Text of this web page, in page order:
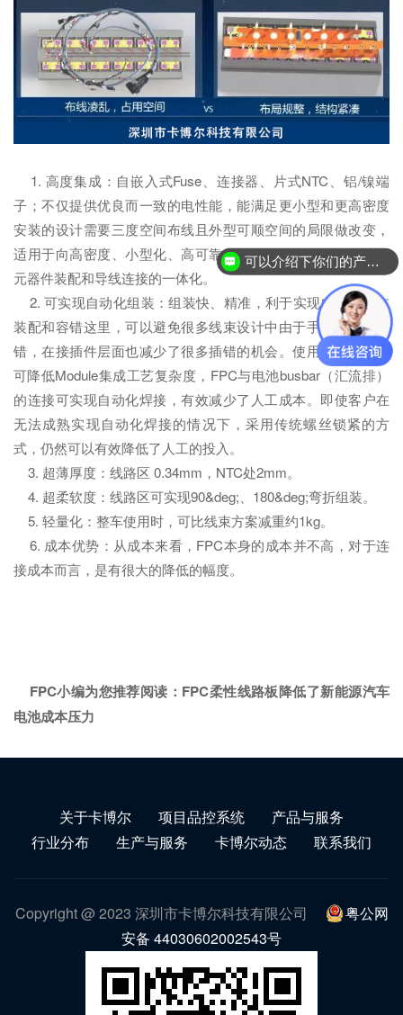
1. 高度集成：自嵌入式Fuse、连接器、片式NTC、铝/镍端
子；不仅提供优良而一致的电性能，能满足更小型和更高密度
安装的设计需要三度空间布线且外型可顺空间的局限做改变，
适用于向高密度、小型化、高可靠方向发展的需要，从而达到
元器件装配和导线连接的一体化。
2. 可实现自动化组装：组装快、精准，利于实现自动化；在
装配和容错这里，可以避免很多线束设计中由于手工出现的差
错，在接插件层面也减少了很多插错的机会。使用FPC采样，
可降低Module集成工艺复杂度，FPC与电池busbar（汇流排）
的连接可实现自动化焊接，有效减少了人工成本。即使客户在
无法成熟实现自动化焊接的情况下，采用传统螺丝锁紧的方
式，仍然可以有效降低了人工的投入。
3. 超薄厚度：线路区 0.34mm，NTC处2mm。
4. 超柔软度：线路区可实现90&deg;、180&deg;弯折组装。
5. 轻量化：整车使用时，可比线束方案减重约1kg。
6. 成本优势：从成本来看，FPC本身的成本并不高，对于连
接成本而言，是有很大的降低的幅度。
FPC小编为您推荐阅读： FPC柔性线路板降低了新能源汽车
电池成本压力
关于卡博尔 项目品控系统
产品与服务
行业分布
生产与服务 卡博尔动态 联系我们
Copyright @ 2023 深圳市卡博尔科技有限公司
粤公网
安备 44030602002543号
可以介绍下你们的产品么？